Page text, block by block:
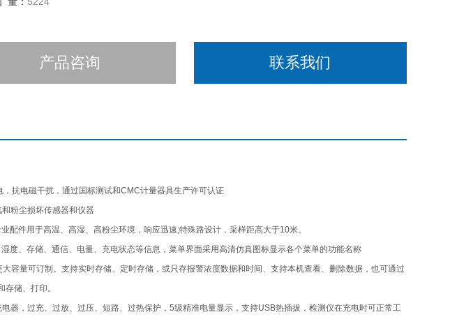
产品咨询 联系我们
抗电磁干扰，通过国标测试和CMC计量器具生产许可认证
粉尘损坏传感器和仪器
配件用于高温、高湿、高粉尘环境，响应迅速;特殊路设计，采样距高大于10米。
度、存储、通信、电量、充电状态等信息，菜单界面采用高清仿真图标显示各个菜单的功能名称
容量可订制。支持实时存储、定时存储，或只存报警浓度数据和时间、支持本机查看、删除数据，也可通过
储、打印。
器，过充、过放、过压、短路、过热保护，5级精准电量显示，支持USB热插拔，检测仪在充电时可正常工